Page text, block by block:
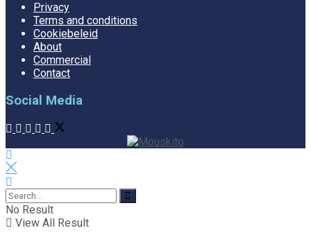
Privacy
Terms and conditions
Cookiebeleid
About
Commercial
Contact
Social Media
No Result
View All Result